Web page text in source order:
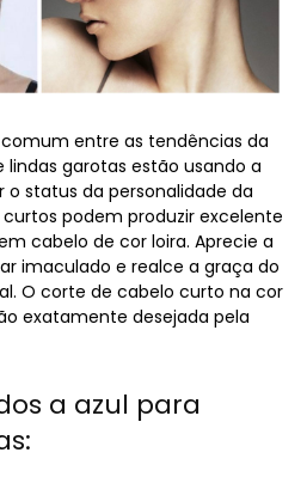
entre as tendências da
garotas estão usando a
status da personalidade da
podem produzir excelente
cabelo de cor loira. Aprecie a
imaculado e realce a graça do
O corte de cabelo curto na cor
exatamente desejada pela
a azul para